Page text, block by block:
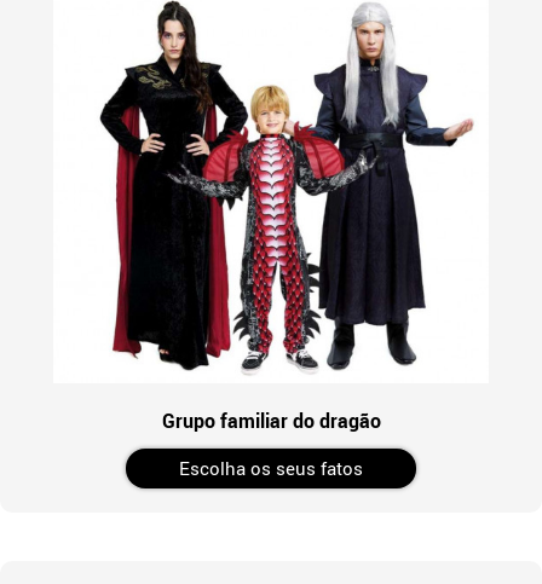
Grupo familiar do dragão
Escolha os seus fatos